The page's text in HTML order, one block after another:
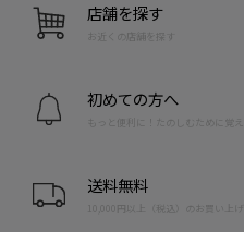
店舗を探す
お近くの店舗を探す
初めての方へ
もっと便利に！たのしむために覚え
送料無料
10,000円以上（税込）のお買い上げ